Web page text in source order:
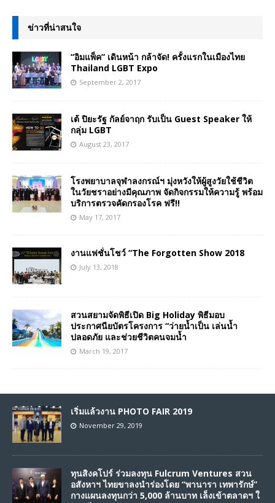
ข่าวที่น่าสนใจ
“อิมแพ็ค” เดินหน้า กล้าจัด! ครั้งแรกในเมืองไทย
Thailand LGBT Expo
September 2, 2017
เต้ ปิยะรัฐ กัลย์จาฤก รับเป็น Guest Speaker ให้
กลุ่ม LGBT
August 23, 2017
โรงพยาบาลจุฬาลงกรณ์ฯ มุ่งหวังให้ผู้สูงวัยใช้ชีวิต
ในวัยชราอย่างมีคุณภาพ จัดกิจกรรมให้ความรู้ พร้อม
บริการตรวจคัดกรองโรค ฟรี!!
May 17, 2017
งานแฟชั่นโชว์ “The Forgotten Show 2018
July 13, 2018
สวนสยามจัดพิธีเปิด Big Holiday พิธีมอบ
ประกาศนียบัตรโครงการ “ว่ายน้ำเป็น เล่นน้ำ
ปลอดภัย และช่วยชีวิตคนจมน้ำ
March 19, 2017
เริ่มแล้วงาน PHOTO FAIR 2019
November 29, 2019
ทุนสิงคโปร์ ร่วมลงทุน Fulcrum Ventures สวน
อสังหาฯ ไทยขาลงนำร่องโดย “พานารา เทพารักษ์”
กางแผนลงทุนกว่า 5,000 ล้านบาท เล็งเข้าตลาดฯ ใ